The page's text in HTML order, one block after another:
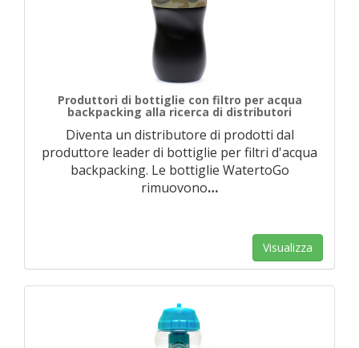
Produttori di bottiglie con filtro per acqua
backpacking alla ricerca di distributori
Diventa un distributore di prodotti dal
produttore leader di bottiglie per filtri d'acqua
backpacking. Le bottiglie WatertoGo
rimuovono…
Visualizza